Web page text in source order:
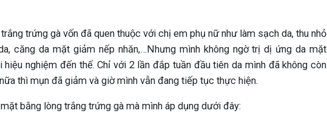
trứng gà vốn đã quen thuộc với chị em phụ nữ như làm sạch da, thu nhỏ
căng da mặt giảm nếp nhăn,…Nhưng mình không ngờ trị dị ứng da mặt
nghiệm đến thế. Chỉ với 2 lần đắp tuần đầu tiên da mình đã không còn
thì mụn đã giảm và giờ mình vẫn đang tiếp tục thực hiện.
bằng lòng trắng trứng gà mà mình áp dụng dưới đây: